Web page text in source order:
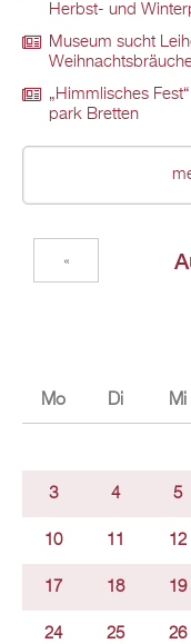
Herbst- und
Mu­se­um sucht
„Himm­li­sches
park Brett­en
«
Mo Di Mi
3 4 5
10 11 12
17 18 19
24 25 26